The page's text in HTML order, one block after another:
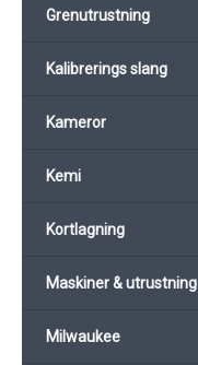
Grenutrustning
Kalibrerings slang
Kameror
Kemi
Kortlagning
Maskiner & utrustning
Milwaukee